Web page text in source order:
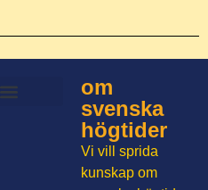
om
svenska
högtider
Vi vill sprida
kunskap om